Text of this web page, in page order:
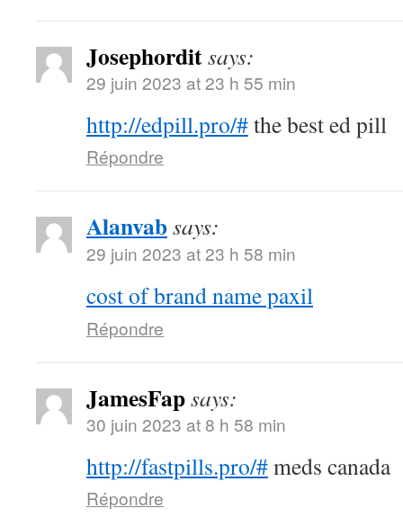
Josephorditsays:
29 juin 2023 at 23 h 55 min
http://edpill.pro/#the best ed pill
Répondre
Alanvabsays:
29 juin 2023 at 23 h 58 min
cost of brand name paxil
Répondre
JamesFapsays:
30 juin 2023 at 8 h 58 min
http://fastpills.pro/#meds canada
Répondre